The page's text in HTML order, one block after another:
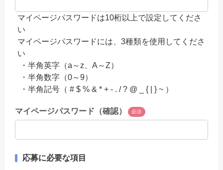
マイページパスワードは10桁以上で設定してくださ
い
マイページパスワードには、3種類を使用してくださ
い
・半角英字（a～z、A～Z）
・半角数字（0～9）
・半角記号（ # $ % & * + - . / ? @ _ { | } ~ ）
マイページパスワード（確認） 必須
応募に必要な項目